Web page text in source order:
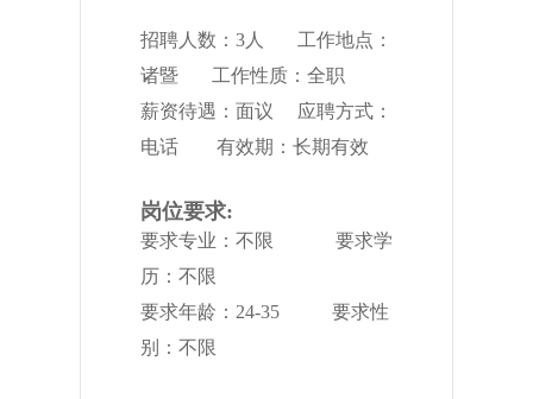
招聘人数：3人 工作地点：
诸暨 工作性质：全职
薪资待遇：面议 应聘方式：
电话 有效期：长期有效
岗位要求:
要求专业：不限 要求学
历：不限
要求年龄：24-35 要求性
别：不限